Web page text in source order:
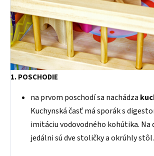
1. POSCHODIE
na prvom poschodí sa nachádza
Kuchynská časť má sporák s
imitáciu vodovodného kohútika. Na
jedálni sú dve stoličky a okrúhly stôl.